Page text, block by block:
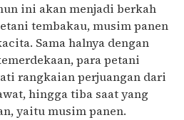
ini akan menjadi berkah
tembakau, musim panen
Sama halnya dengan
para petani
rangkaian perjuangan dari
hingga tiba saat yang
yaitu musim panen.